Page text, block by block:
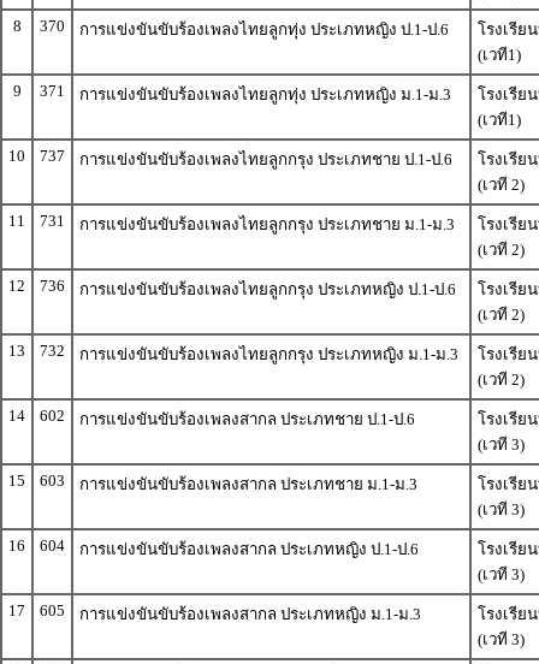
8
370 การแข่งขันขับร้องเพลงไทยลูกทุ่ง ประเภทหญิง ป.1-ป.6
โรงเรีย
(เวที1)
9
371 การแข่งขันขับร้องเพลงไทยลูกทุ่ง ประเภทหญิง ม.1-ม.3
โรงเรีย
(เวที1)
10
737 การแข่งขันขับร้องเพลงไทยลูกกรุง ประเภทชาย ป.1-ป.6
โรงเรีย
(เวที 2)
11
731 การแข่งขันขับร้องเพลงไทยลูกกรุง ประเภทชาย ม.1-ม.3
โรงเรีย
(เวที 2)
12
736 การแข่งขันขับร้องเพลงไทยลูกกรุง ประเภทหญิง ป.1-ป.6
โรงเรีย
(เวที 2)
13
732 การแข่งขันขับร้องเพลงไทยลูกกรุง ประเภทหญิง ม.1-ม.3
โรงเรีย
(เวที 2)
14
602 การแข่งขันขับร้องเพลงสากล ประเภทชาย ป.1-ป.6
โรงเรีย
(เวที 3)
15
603 การแข่งขันขับร้องเพลงสากล ประเภทชาย ม.1-ม.3
โรงเรีย
(เวที 3)
16
604 การแข่งขันขับร้องเพลงสากล ประเภทหญิง ป.1-ป.6
โรงเรีย
(เวที 3)
17
605 การแข่งขันขับร้องเพลงสากล ประเภทหญิง ม.1-ม.3
โรงเรีย
(เวที 3)